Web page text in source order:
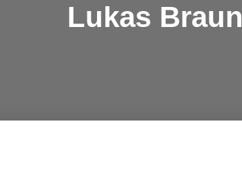
Lukas Braun